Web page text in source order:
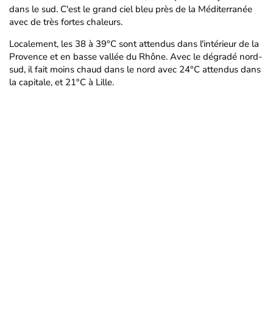
dans le sud. C'est le grand ciel bleu près de la Méditerranée
avec de très fortes chaleurs.
Localement, les 38 à 39°C sont attendus dans l'intérieur de la
Provence et en basse vallée du Rhône. Avec le dégradé nord-
sud, il fait moins chaud dans le nord avec 24°C attendus dans
la capitale, et 21°C à Lille.